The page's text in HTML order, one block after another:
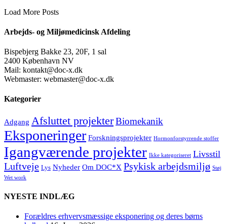
Load More Posts
Arbejds- og Miljømedicinsk Afdeling
Bispebjerg Bakke 23, 20F, 1 sal
2400 København NV
Mail: kontakt@doc-x.dk
Webmaster: webmaster@doc-x.dk
Kategorier
Adgang Afsluttet projekterBiomekanik
Eksponeringer Forskningsprojekter Hormonforstyrrende stoffer
Igangværende projekter Ikke kategoriseret Livsstil
Luftveje Lys Nyheder Om DOC*X Psykisk arbejdsmiljø Støj
Wet work
NYESTE INDLÆG
Forældres erhvervsmæssige eksponering og deres børns